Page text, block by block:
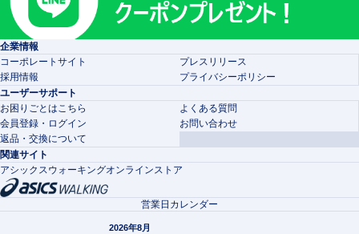
企業情報
コーポレートサイト
プレスリリース
採用情報
プライバシーポリシー
ユーザーサポート
お困りごとはこちら
よくある質問
会員登録・ログイン
お問い合わせ
返品・交換について
関連サイト
アシックスウォーキングオンラインストア
営業日カレンダー
2026年8月